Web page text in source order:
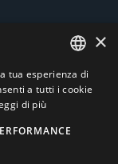
ITALIAN
×
tua esperienza di
a tutti i cookie
di più